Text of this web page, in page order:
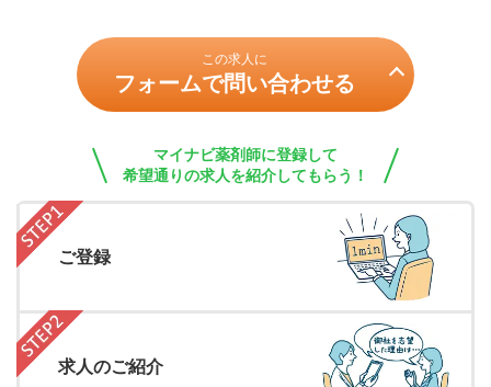
この求人に
フォームで問い合わせる
マイナビ薬剤師に登録して
希望通りの求人を紹介してもらう！
ご登録
求人のご紹介